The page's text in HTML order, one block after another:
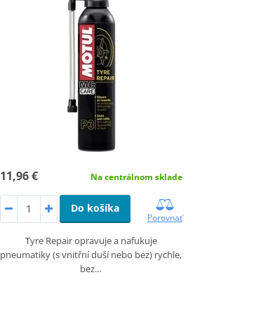
11,96 € Na centrálnom sklade
Do košíka
Porovnať
Tyre Repair opravuje a nafukuje
pneumatiky (s vnitřní duší nebo bez) rychle,
bez…